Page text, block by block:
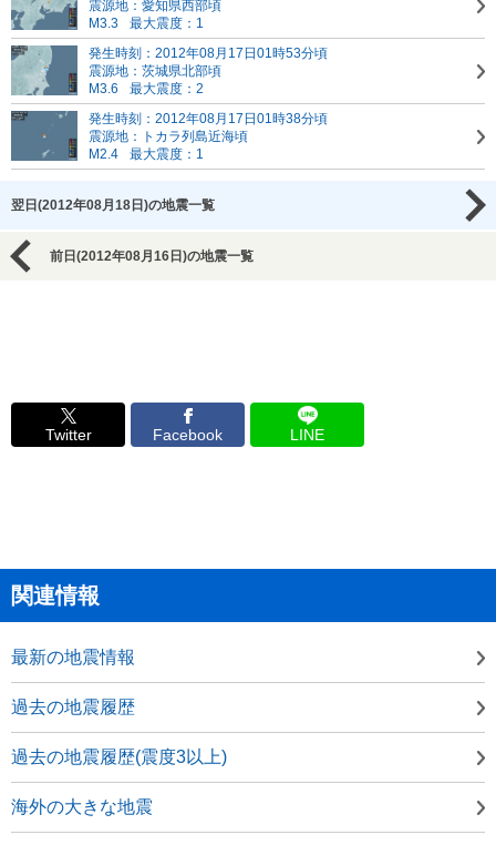
震源地：愛知県西部頃
M3.3
最大震度：1
発生時刻：2012年08月17日01時53分頃
震源地：茨城県北部頃
M3.6
最大震度：2
発生時刻：2012年08月17日01時38分頃
震源地：トカラ列島近海頃
M2.4
最大震度：1
翌日(2012年08月18日)の地震一覧
前日(2012年08月16日)の地震一覧
Twitter Facebook LINE
関連情報
最新の地震情報
過去の地震履歴
過去の地震履歴(震度3以上)
海外の大きな地震